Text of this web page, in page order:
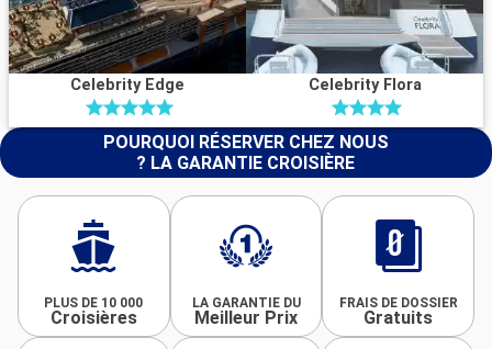
Celebrity Edge Celebrity Flora
POURQUOI RÉSERVER CHEZ NOUS
? LA GARANTIE CROISIÈRE
PLUS DE 10 000
Croisières
LA GARANTIE DU
Meilleur Prix
FRAIS DE DOSSIER
Gratuits